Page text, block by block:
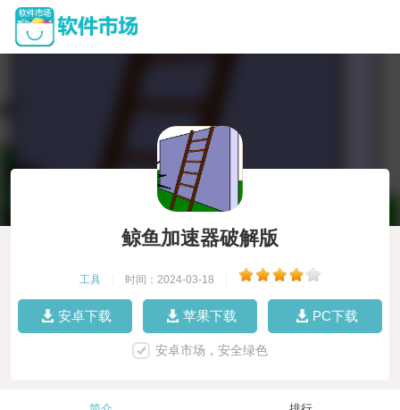
鲸鱼加速器破解版
工具 时间：2024-03-18
安卓下载 苹果下载 PC下载
安卓市场，安全绿色